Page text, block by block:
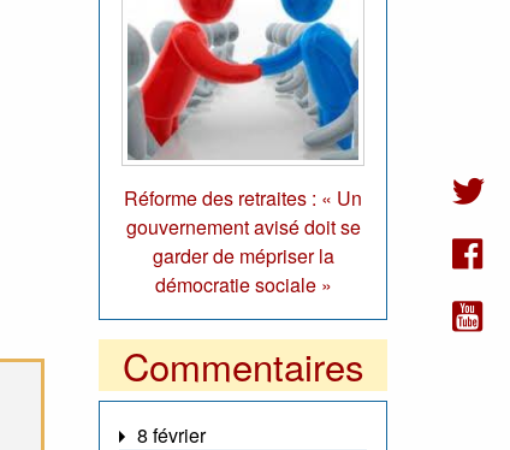
Réforme des retraites : « Un
gouvernement avisé doit se
garder de mépriser la
démocratie sociale »
Commentaires
8 février